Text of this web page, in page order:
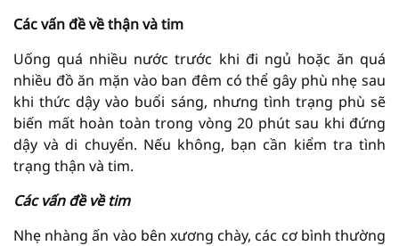
Các vấn đề về thận và tim
Uống quá nhiều nước trước khi đi ngủ hoặc ăn quá
nhiều đồ ăn mặn vào ban đêm có thể gây phù nhẹ sau
khi thức dậy vào buổi sáng, nhưng tình trạng phù sẽ
biến mất hoàn toàn trong vòng 20 phút sau khi đứng
dậy và di chuyển. Nếu không, bạn cần kiểm tra tình
trạng thận và tim.
Các vấn đề về tim
Nhẹ nhàng ấn vào bên xương chày, các cơ bình thường